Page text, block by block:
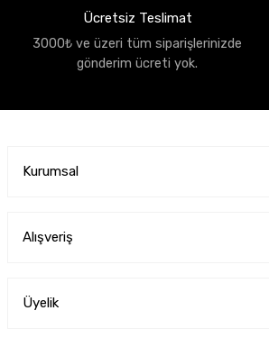
Ücretsiz Teslimat
3000₺ ve üzeri tüm siparişlerinizde
gönderim ücreti yok.
Kurumsal
Alışveriş
Üyelik